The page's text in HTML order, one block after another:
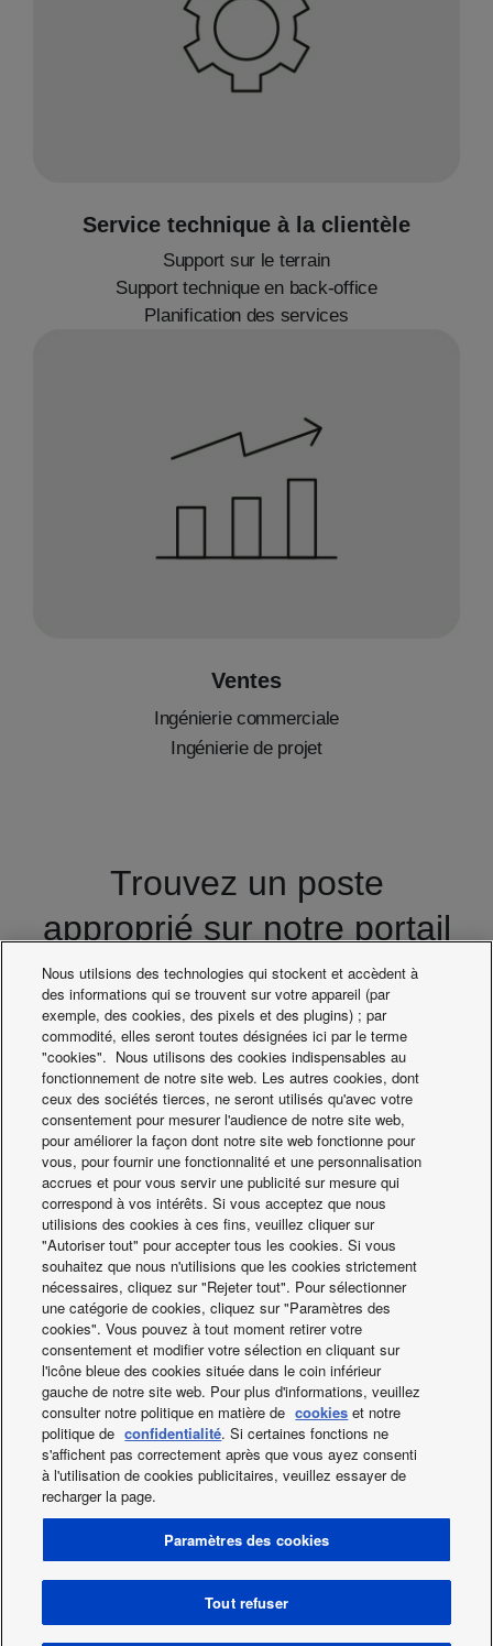
Service technique à la clientèle
Support sur le terrain
Support technique en back-office
Planification des services
Ventes
Ingénierie commerciale
Ingénierie de projet
Trouvez un poste
approprié sur notre portail
de carrière ou envoyez
une candidature
spontanée.
Portail de recrutement
Facebook Instagram Youtube
LinkedIn
Utilisation des Cookies
Data Act
Actualités
Energy labels
Nous utilsions des technologies qui stockent et accèdent à
des informations qui se trouvent sur votre appareil (par
exemple, des cookies, des pixels et des plugins) ; par
commodité, elles seront toutes désignées ici par le terme
"cookies". Nous utilisons des cookies indispensables au
fonctionnement de notre site web. Les autres cookies, dont
ceux des sociétés tierces, ne seront utilisés qu'avec votre
consentement pour mesurer l'audience de notre site web,
pour améliorer la façon dont notre site web fonctionne pour
vous, pour fournir une fonctionnalité et une personnalisation
accrues et pour vous servir une publicité sur mesure qui
correspond à vos intérêts. Si vous acceptez que nous
utilisions des cookies à ces fins, veuillez cliquer sur
"Autoriser tout" pour accepter tous les cookies. Si vous
souhaitez que nous n'utilisions que les cookies strictement
nécessaires, cliquez sur "Rejeter tout". Pour sélectionner
une catégorie de cookies, cliquez sur "Paramètres des
cookies". Vous pouvez à tout moment retirer votre
consentement et modifier votre sélection en cliquant sur
l'icône bleue des cookies située dans le coin inférieur
gauche de notre site web. Pour plus d'informations, veuillez
consulter notre politique en matière de cookies et notre
politique de confidentialité. Si certaines fonctions ne
s'affichent pas correctement après que vous ayez consenti
à l'utilisation de cookies publicitaires, veuillez essayer de
recharger la page.
Paramètres des cookies
Tout refuser